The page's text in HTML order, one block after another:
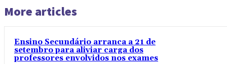
More articles
Ensino Secundário arranca a 21 de
setembro para aliviar carga dos
professores envolvidos nos exames